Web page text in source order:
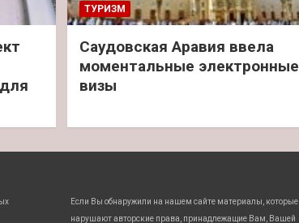
ТУРИЗМ
Саудовская Аравия ввела
моментальные электронные
визы
Если Вы обнаружили на нашем сайте материалы, которые
нарушают авторские права, принадлежащие Вам, Вашей